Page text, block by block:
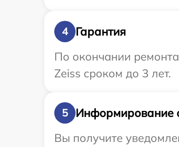
4
Гарантия
По окончании
Zeiss сроком до 3 лет.
5
Информирование
Вы получите